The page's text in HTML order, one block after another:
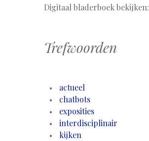
Digitaal bladerboek bekijken:
Trefwoorden
actueel
chatbots
exposities
interdisciplinair
kijken